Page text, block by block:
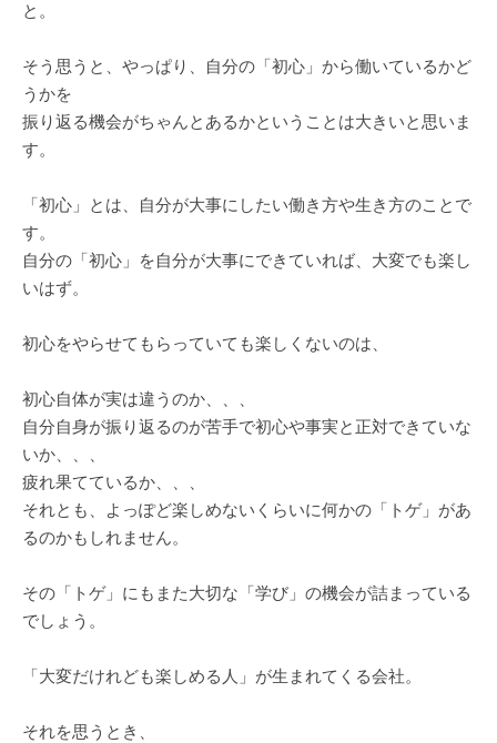
と。
そう思うと、やっぱり、自分の「初心」から働いているかど
うかを
振り返る機会がちゃんとあるかということは大きいと思いま
す。
「初心」とは、自分が大事にしたい働き方や生き方のことで
す。
自分の「初心」を自分が大事にできていれば、大変でも楽し
いはず。
初心をやらせてもらっていても楽しくないのは、
初心自体が実は違うのか、、、
自分自身が振り返るのが苦手で初心や事実と正対できていな
いか、、、
疲れ果てているか、、、
それとも、よっぽど楽しめないくらいに何かの「トゲ」があ
るのかもしれません。
その「トゲ」にもまた大切な「学び」の機会が詰まっている
でしょう。
「大変だけれども楽しめる人」が生まれてくる会社。
それを思うとき、